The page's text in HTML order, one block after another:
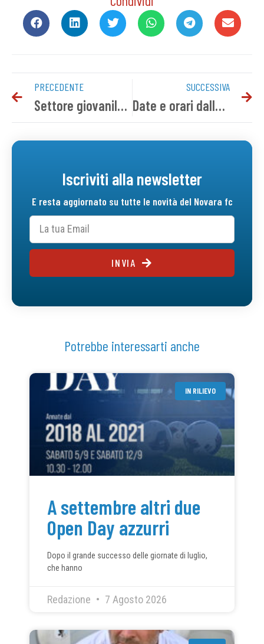
PRECEDENTE
Settore giovanile, i risultati del weekend
SUCCESSIVA
Date e orari dalla 17^ alla 20^ giornata
Iscriviti alla newsletter
E resta aggiornato su tutte le novità del Novara fc
INVIA
Potrebbe interessarti anche
IN RILIEVO
A settembre altri due
Open Day azzurri
Dopo il grande successo delle giornate di luglio,
che hanno
Redazione 7 Agosto 2026